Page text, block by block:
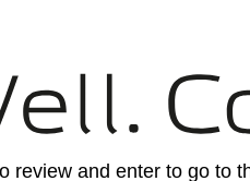
and enter to go to